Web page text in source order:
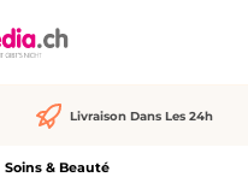
Livraison Dans Les 24h
Soins & Beauté